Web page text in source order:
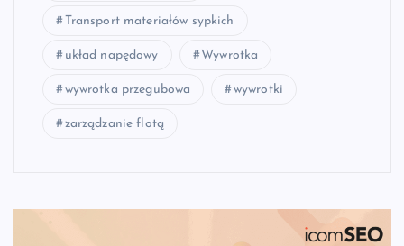
Transport materiałów sypkich
układ napędowy Wywrotka
wywrotka przegubowa wywrotki
zarządzanie flotą